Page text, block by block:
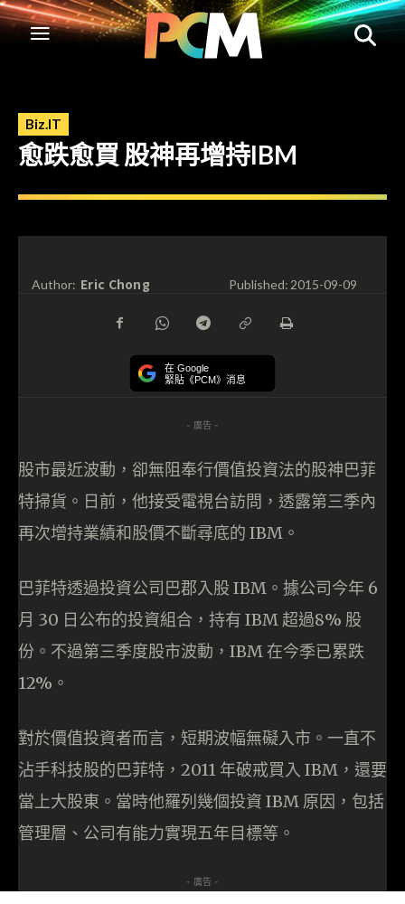
Biz.IT
愈跌愈買 股神再增持IBM
Author: Eric Chong Published:2015-09-09
在 Google
緊貼《PCM》消息
- 廣告 -
股市最近波動，卻無阻奉行價值投資法的股神巴菲
特掃貨。日前，他接受電視台訪問，透露第三季內
再次增持業績和股價不斷尋底的 IBM。
巴菲特透過投資公司巴郡入股 IBM。據公司今年 6
月 30 日公布的投資組合，持有 IBM 超過8% 股
份。不過第三季度股市波動，IBM 在今季已累跌
12%。
對於價值投資者而言，短期波幅無礙入市。一直不
沾手科技股的巴菲特，2011 年破戒買入 IBM，還要
當上大股東。當時他羅列幾個投資 IBM 原因，包括
管理層、公司有能力實現五年目標等。
- 廣告 -